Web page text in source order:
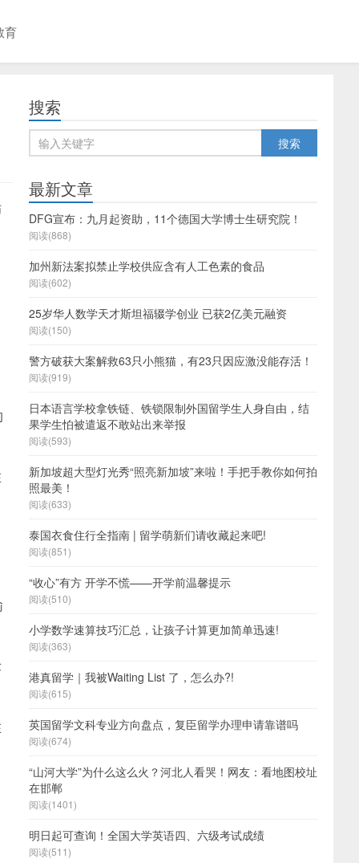
育
搜索
最新文章
DFG宣布：九月起资助，11个德国大学博士生研究院！
阅读(868)
加州新法案拟禁止学校供应含有人工色素的食品
阅读(602)
25岁华人数学天才斯坦福辍学创业 已获2亿美元融资
阅读(150)
警方破获大案解救63只小熊猫，有23只因应激没能存活！
阅读(919)
日本语言学校拿铁链、铁锁限制外国留学生人身自由，结
果学生怕被遣返不敢站出来举报
阅读(593)
新加坡超大型灯光秀“照亮新加坡”来啦！手把手教你如何拍
照最美！
阅读(633)
泰国衣食住行全指南 | 留学萌新们请收藏起来吧!
阅读(851)
“收心”有方 开学不慌——开学前温馨提示
阅读(510)
小学数学速算技巧汇总，让孩子计算更加简单迅速!
阅读(363)
港真留学｜我被Waiting List 了，怎么办?!
阅读(615)
英国留学文科专业方向盘点，复臣留学办理申请靠谱吗
阅读(674)
“山河大学”为什么这么火？河北人看哭！网友：看地图校址
在邯郸​
阅读(1401)
明日起可查询！全国大学英语四、六级考试成绩
阅读(511)